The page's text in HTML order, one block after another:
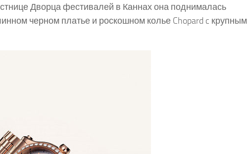
Дворца фестивалей в Каннах она поднималась
черном платье и роскошном колье Chopard c крупным